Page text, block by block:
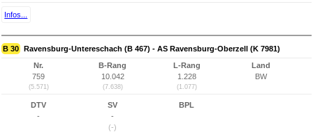
Infos...
B 30 Ravensburg-Untereschach (B 467) - AS Ravensburg-Oberzell (K 7981)
Nr.
759
(5.571)
B-Rang
10.042
(7.638)
L-Rang
1.228
(1.077)
Land
BW
DTV
-
SV
-
(-)
BPL